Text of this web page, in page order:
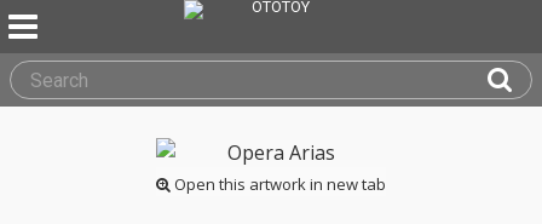
Open this artwork in new tab